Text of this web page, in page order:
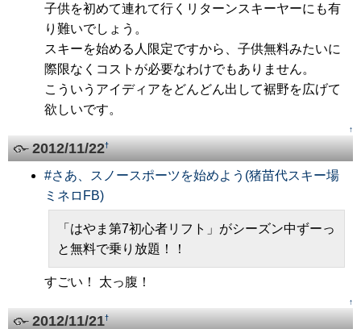
子供を初めて連れて行くリターンスキーヤーにも有
り難いでしょう。
スキーを始める人限定ですから、子供無料みたいに
際限なくコストが必要なわけでもありません。
こういうアイディアをどんどん出して裾野を広げて
欲しいです。
↑
2012/11/22†
#さあ、スノースポーツを始めよう(猪苗代スキー場
ミネロFB)
「はやま第7初心者リフト」がシーズン中ずーっ
と無料で乗り放題！！
すごい！ 太っ腹！
↑
2012/11/21†